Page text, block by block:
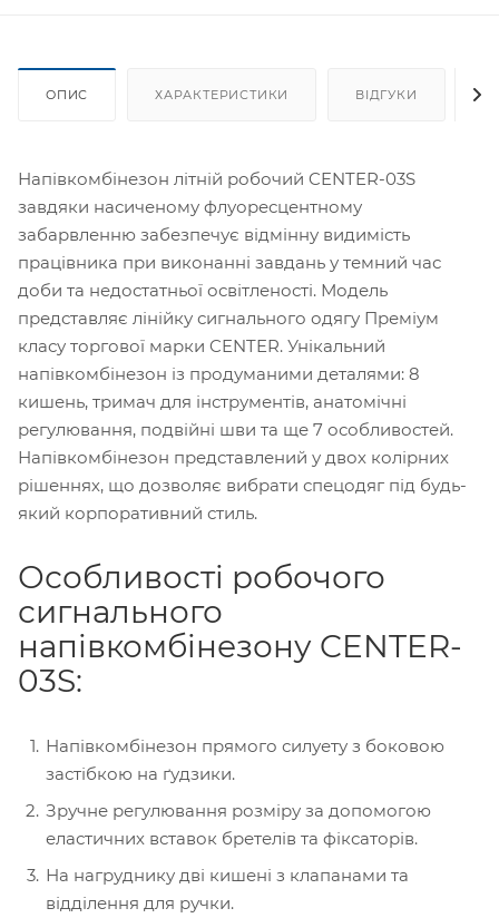
ОПИС ХАРАКТЕРИСТИКИ ВІДГУКИ
Напівкомбінезон літній робочий CENTER-03S
завдяки насиченому флуоресцентному
забарвленню забезпечує відмінну видимість
працівника при виконанні завдань у темний час
доби та недостатньої освітленості. Модель
представляє лінійку сигнального одягу Преміум
класу торгової марки CENTER. Унікальний
напівкомбінезон із продуманими деталями: 8
кишень, тримач для інструментів, анатомічні
регулювання, подвійні шви та ще 7 особливостей.
Напівкомбінезон представлений у двох колірних
рішеннях, що дозволяє вибрати спецодяг під будь-
який корпоративний стиль.
Особливості робочого
сигнального
напівкомбінезону CENTER-
03S:
Напівкомбінезон прямого силуету з боковою
застібкою на ґудзики.
Зручне регулювання розміру за допомогою
еластичних вставок бретелів та фіксаторів.
На нагруднику дві кишені з клапанами та
відділення для ручки.